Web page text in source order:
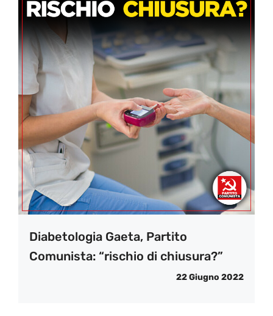
Diabetologia Gaeta, Partito
Comunista: “rischio di chiusura?”
22 Giugno 2022